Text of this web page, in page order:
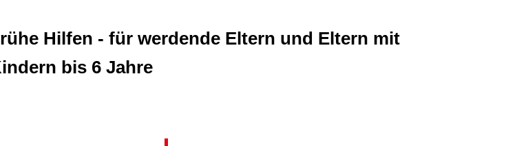
Hilfen - für werdende Eltern und Eltern mit
bis 6 Jahre